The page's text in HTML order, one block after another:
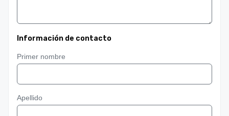
Información de contacto
Primer nombre
Apellido